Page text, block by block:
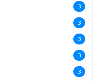
3
3
3
3
3